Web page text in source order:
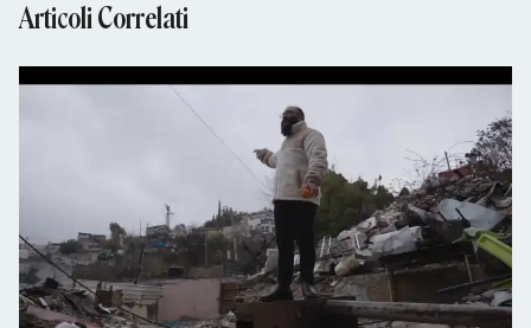
Articoli Correlati